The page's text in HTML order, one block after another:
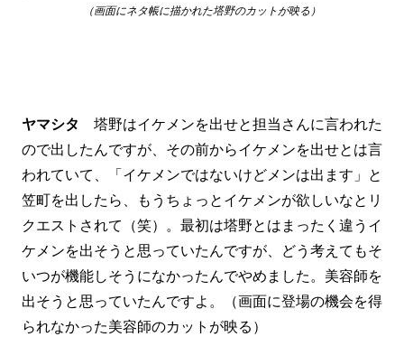
（画面にネタ帳に描かれた塔野のカットが映る）
ヤマシタ 塔野はイケメンを出せと担当さんに言われた
ので出したんですが、その前からイケメンを出せとは言
われていて、「イケメンではないけどメンは出ます」と
笠町を出したら、もうちょっとイケメンが欲しいなとリ
クエストされて（笑）。最初は塔野とはまったく違うイ
ケメンを出そうと思っていたんですが、どう考えてもそ
いつが機能しそうになかったんでやめました。美容師を
出そうと思っていたんですよ。（画面に登場の機会を得
られなかった美容師のカットが映る）